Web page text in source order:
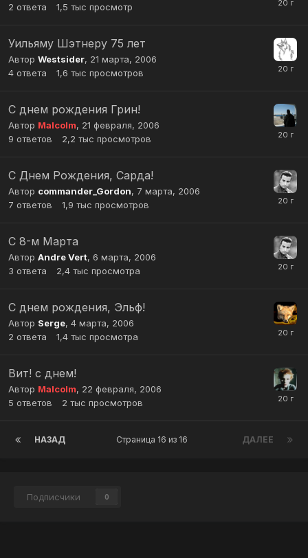
2 ответа 1,5 тыс просмотр
Уильяму Шэтнеру 75 лет
Автор Westsider, 21 марта, 2006
4 ответа 1,6 тыс просмотров
С днем рождения Грин!
Автор Malcolm, 21 февраля, 2006
9 ответов 2,2 тыс просмотров
С Днем Рождения, Сарда!
Автор commander_Gordon, 7 марта, 2006
7 ответов 1,9 тыс просмотров
С 8-м Марта
Автор Andre Vert, 6 марта, 2006
3 ответа 2,4 тыс просмотра
C днем рождения, Эльф!
Автор Serge, 4 марта, 2006
2 ответа 1,4 тыс просмотра
Вит! с днем!
Автор Malcolm, 22 февраля, 2006
5 ответов 2 тыс просмотров
НАЗАД ДАЛЕЕ
Страница 16 из 16
Подписчики 0